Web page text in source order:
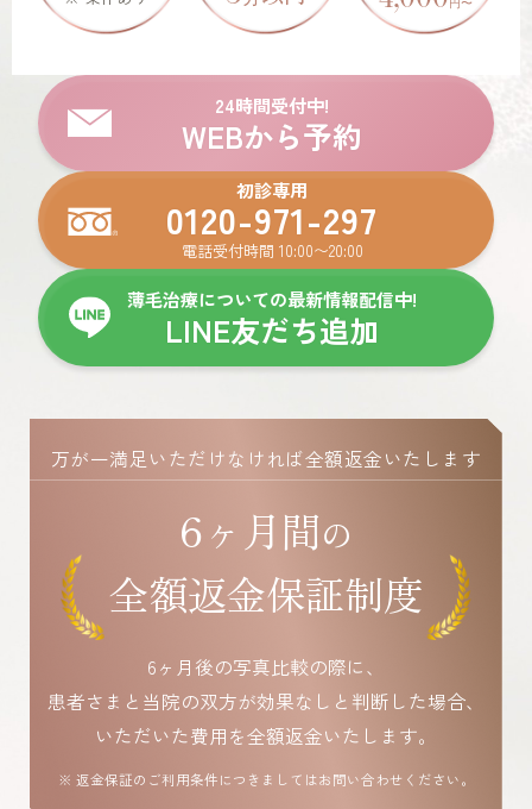
24時間受付中!
WEBから予約
初診専用
0120-971-297
電話受付時間 10:00〜20:00
薄毛治療についての最新情報配信中!
LINE友だち追加
万が一満足いただけなければ全額返金いたします
6ヶ月間の
全額返金保証制度
6ヶ月後の写真比較の際に、
患者さまと当院の双方が効果なしと判断した場合、
いただいた費用を全額返金いたします。
※ 返金保証のご利用条件につきましてはお問い合わせください。